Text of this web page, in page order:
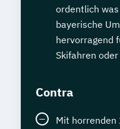
ordentlich
bayerische
hervorragend
Skifahren
Contra
Mit horrenden